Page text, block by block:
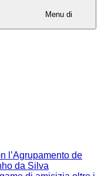
Menu di
l’Agrupamento de
da Silva